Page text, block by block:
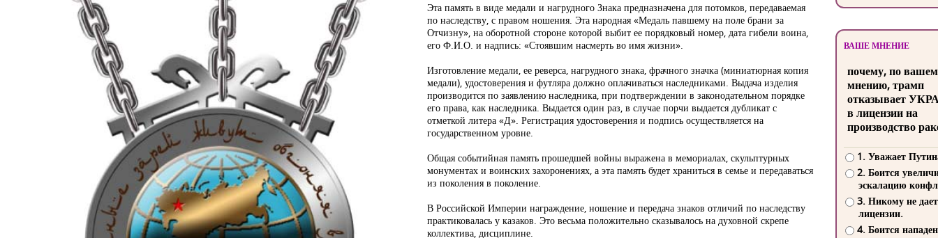
Эта память в виде медали и нагрудного Знака предназначена для потомков, передаваемая
по наследству, с правом ношения. Эта народная «Медаль павшему на поле брани за
Отчизну», на оборотной стороне которой выбит ее порядковый номер, дата гибели воина,
его Ф.И.О. и надпись: «Стоявшим насмерть во имя жизни».
Изготовление медали, ее реверса, нагрудного знака, фрачного значка (миниатюрная копия
медали), удостоверения и футляра должно оплачиваться наследниками. Выдача изделия
производится по заявлению наследника, при подтверждении в законодательном порядке
его права, как наследника. Выдается один раз, в случае порчи выдается дубликат с
отметкой литера «Д». Регистрация удостоверения и подпись осуществляется на
государственном уровне.
Общая событийная память прошедшей войны выражена в мемориалах, скульптурных
монументах и воинских захоронениях, а эта память будет храниться в семье и передаваться
из поколения в поколение.
В Российской Империи награждение, ношение и передача знаков отличий по наследству
практиковалась у казаков. Это весьма положительно сказывалось на духовной скрепе
коллектива, дисциплине.
ВАШЕ МНЕНИЕ
почему, по
мнению, трамп
отказывает
в лицензии на
производство
1. Уважает
2. Боится
эскалацию
3. Никому не
лицензии.
4. Боится